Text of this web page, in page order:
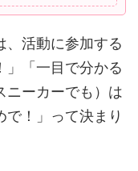
、活動に参加する
」「一目で分かる
ニーカーでも）は
！」って決まり